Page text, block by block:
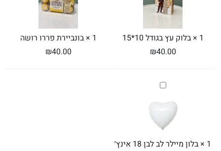
1
×בלוק עץ בגודל 10*15
₪40.00
1
×בונביירת פררו רושה
₪40.00
בלון
לב
18
אינץ׳
1
× בלון מיילר לב לבן 18 אינץ׳